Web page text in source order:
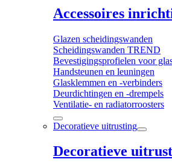
Accessoires
Glazen scheidingswanden
Scheidingswanden TREND
Bevestigingsprofielen voor
Handsteunen en leuningen
Glasklemmen en -verbinders
Deurdichtingen en -drempels
Ventilatie- en radiatorroosters
Decoratieve uitrusting
Decoratieve